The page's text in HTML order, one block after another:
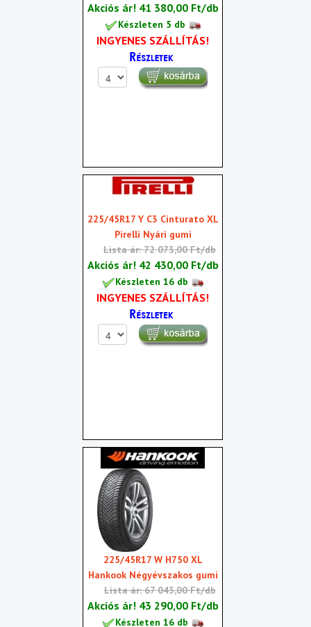
Akciós ár! 41 380,00 Ft/db
Készleten 5 db
INGYENES SZÁLLÍTÁS!
225/45R17 Y C3 Cinturato XL
Pirelli Nyári gumi
Lista ár: 72 073,00 Ft/db
Akciós ár! 42 430,00 Ft/db
Készleten 16 db
INGYENES SZÁLLÍTÁS!
225/45R17 W H750 XL
Hankook Négyévszakos gumi
Lista ár: 67 043,00 Ft/db
Akciós ár! 43 290,00 Ft/db
Készleten 16 db